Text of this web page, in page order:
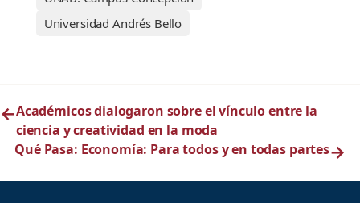
Universidad Andrés Bello
←Académicos dialogaron sobre el vínculo entre la
ciencia y creatividad en la moda
Qué Pasa: Economía: Para todos y en todas partes→